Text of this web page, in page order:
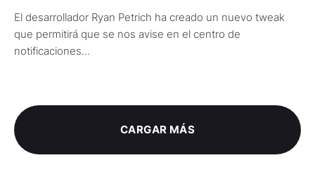
El desarrollador Ryan Petrich ha creado un nuevo tweak
que permitirá que se nos avise en el centro de
notificaciones...
CARGAR MÁS